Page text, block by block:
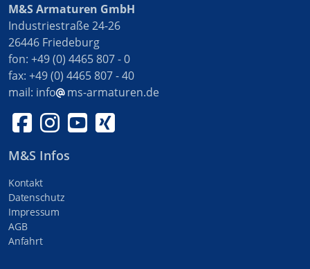
M&S Armaturen GmbH
Industriestraße 24-26
26446 Friedeburg
fon: +49 (0) 4465 807 - 0
fax: +49 (0) 4465 807 - 40
mail: info ms-armaturen.de
M&S Infos
Kontakt
Datenschutz
Impressum
AGB
Anfahrt